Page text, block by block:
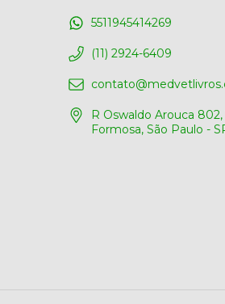
5511945414269
(11) 2924-6409
R Oswaldo Arouca 802,
Formosa, São Paulo -